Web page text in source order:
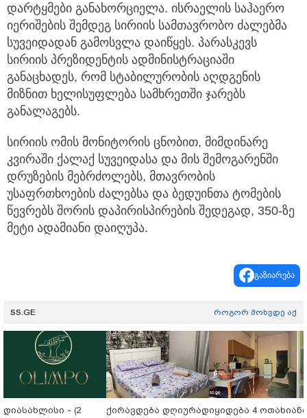
დარტყმები განახორციელა. ისრაელის საჰაერო
იერიშების შემდეგ სირიის სამთავრობო ძალებმა
სუვეიდადან გამოსვლა დაიწყეს. პარასკევს
სირიის პრეზიდენტის ადმინისტრაციაში
განაცხადეს, რომ სტაბილურობის აღდგენის
მიზნით ხელისუფლება სამხრეთში ჯარებს
განალაგებს.
სირიის ომის მონიტორის ცნობით, მიმდინარე
კვირაში ქალაქ სუვეიდასა და მის შემოგარენში
დრუზების მებრძოლებს, მთავრობის
უსაფრთხოების ძალებსა და ბედუინთა ტომების
წევრებს შორის დაპირისპირების შედეგად, 350-ზე
მეტი ადამიანი დაიღუპა.
გაზიარება
SS.GE როგორ მოხვდე აქ
დიასახლისი - (2
ქირავდება დღიურადიყიდება 4 ოთახიანი